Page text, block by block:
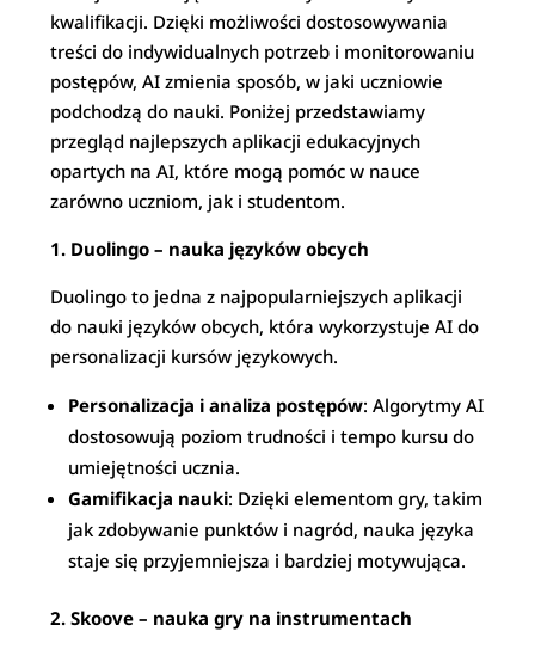
kwalifikacji. Dzięki możliwości dostosowywania
treści do indywidualnych potrzeb i monitorowaniu
postępów, AI zmienia sposób, w jaki uczniowie
podchodzą do nauki. Poniżej przedstawiamy
przegląd najlepszych aplikacji edukacyjnych
opartych na AI, które mogą pomóc w nauce
zarówno uczniom, jak i studentom.
1. Duolingo – nauka języków obcych
Duolingo to jedna z najpopularniejszych aplikacji
do nauki języków obcych, która wykorzystuje AI do
personalizacji kursów językowych.
Personalizacja i analiza postępów: Algorytmy AI
dostosowują poziom trudności i tempo kursu do
umiejętności ucznia.
Gamifikacja nauki: Dzięki elementom gry, takim
jak zdobywanie punktów i nagród, nauka języka
staje się przyjemniejsza i bardziej motywująca.
2. Skoove – nauka gry na instrumentach